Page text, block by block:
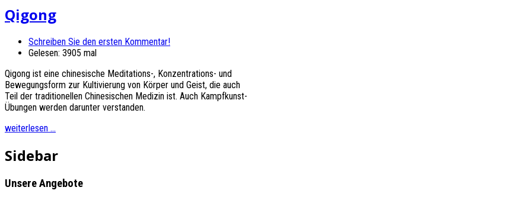
Qigong
Schreiben Sie den ersten Kommentar!
Gelesen: 3905 mal
Qigong ist eine chinesische Meditations-, Konzentrations- und
Bewegungsform zur Kultivierung von Körper und Geist, die auch
Teil der traditionellen Chinesischen Medizin ist. Auch Kampfkunst-
Übungen werden darunter verstanden.
weiterlesen ...
Sidebar
UnsereAngebote